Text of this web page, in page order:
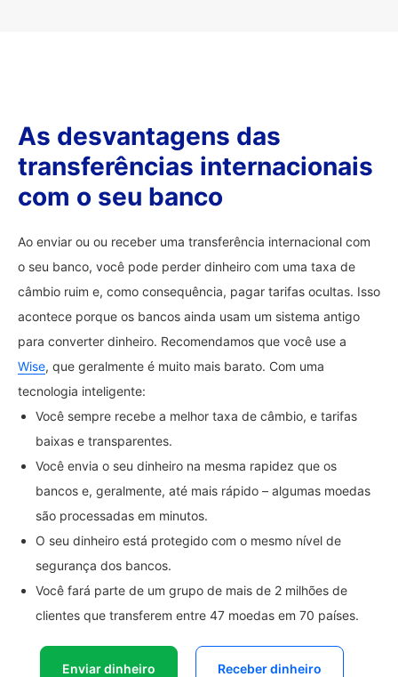
As desvantagens das
transferências internacionais
com o seu banco
Ao enviar ou ou receber uma transferência internacional com
o seu banco, você pode perder dinheiro com uma taxa de
câmbio ruim e, como consequência, pagar tarifas ocultas. Isso
acontece porque os bancos ainda usam um sistema antigo
para converter dinheiro. Recomendamos que você use a
Wise, que geralmente é muito mais barato. Com uma
tecnologia inteligente:
Você sempre recebe a melhor taxa de câmbio, e tarifas
baixas e transparentes.
Você envia o seu dinheiro na mesma rapidez que os
bancos e, geralmente, até mais rápido – algumas moedas
são processadas em minutos.
O seu dinheiro está protegido com o mesmo nível de
segurança dos bancos.
Você fará parte de um grupo de mais de 2 milhões de
clientes que transferem entre 47 moedas em 70 países.
Enviar dinheiro Receber dinheiro